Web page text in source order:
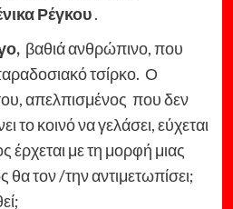
Ρέγκου.
βαθιά ανθρώπινο, που
τσίρκο. Ο
απελπισμένος που δεν
το κοινό να γελάσει, εύχεται
έρχεται με τη μορφή μιας
τον /την αντιμετωπίσει;